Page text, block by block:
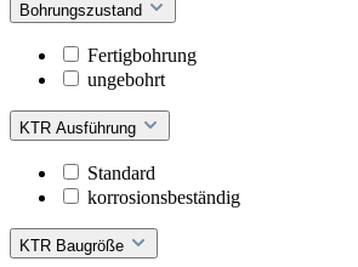
Bohrungszustand
Fertigbohrung
ungebohrt
KTR Ausführung
Standard
korrosionsbeständig
KTR Baugröße